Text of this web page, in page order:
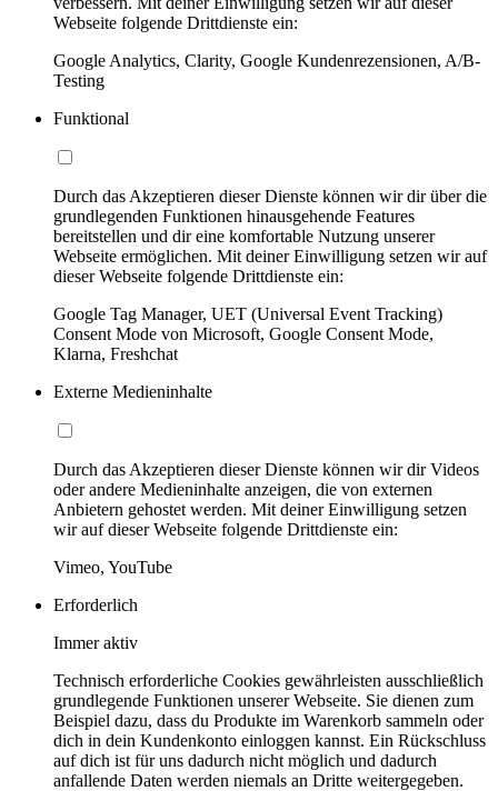
Webseite folgende Drittdienste ein:
Google Analytics, Clarity, Google Kundenrezensionen, A/B-
Testing
Funktional
Durch das Akzeptieren dieser Dienste können wir dir über die
grundlegenden Funktionen hinausgehende Features
bereitstellen und dir eine komfortable Nutzung unserer
Webseite ermöglichen. Mit deiner Einwilligung setzen wir auf
dieser Webseite folgende Drittdienste ein:
Google Tag Manager, UET (Universal Event Tracking)
Consent Mode von Microsoft, Google Consent Mode,
Klarna, Freshchat
Externe Medieninhalte
Durch das Akzeptieren dieser Dienste können wir dir Videos
oder andere Medieninhalte anzeigen, die von externen
Anbietern gehostet werden. Mit deiner Einwilligung setzen
wir auf dieser Webseite folgende Drittdienste ein:
Vimeo, YouTube
Erforderlich
Immer aktiv
Technisch erforderliche Cookies gewährleisten ausschließlich
grundlegende Funktionen unserer Webseite. Sie dienen zum
Beispiel dazu, dass du Produkte im Warenkorb sammeln oder
dich in dein Kundenkonto einloggen kannst. Ein Rückschluss
auf dich ist für uns dadurch nicht möglich und dadurch
anfallende Daten werden niemals an Dritte weitergegeben.